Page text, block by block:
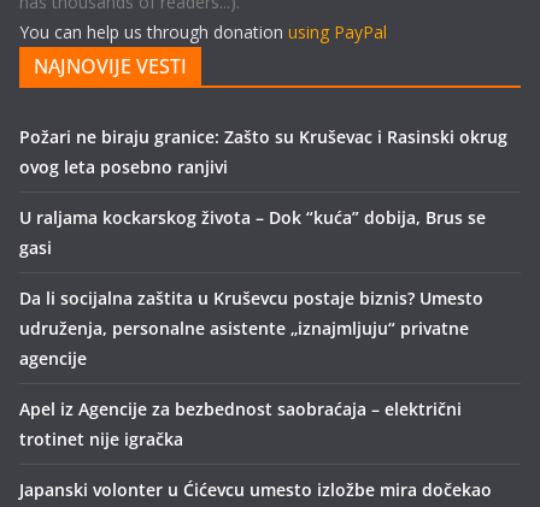
You can help us through donation using PayPal
NAJNOVIJE VESTI
Požari ne biraju granice: Zašto su Kruševac i Rasinski okrug
ovog leta posebno ranjivi
U raljama kockarskog života – Dok “kuća” dobija, Brus se
gasi
Da li socijalna zaštita u Kruševcu postaje biznis? Umesto
udruženja, personalne asistente „iznajmljuju“ privatne
agencije
Apel iz Agencije za bezbednost saobraćaja – električni
trotinet nije igračka
Japanski volonter u Ćićevcu umesto izložbe mira dočekao